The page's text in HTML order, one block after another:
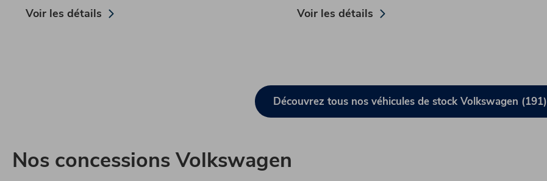
Voir les détails Voir les détails
Découvrez tous nos véhicules de stock Volkswagen (191)
Nos concessions Volkswagen